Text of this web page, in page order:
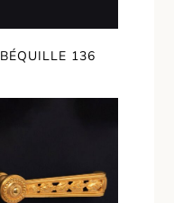
BÉQUILLE 136